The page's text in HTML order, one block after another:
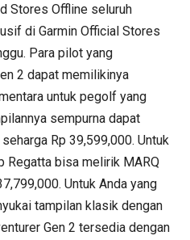
Stores Offline seluruh
di Garmin Official Stores
Para pilot yang
2 dapat memilikinya
untuk pegolf yang
sempurna dapat
Rp 39,599,000. Untuk
Regatta bisa melirik MARQ
Untuk Anda yang
tampilan klasik dengan
Gen 2 tersedia dengan